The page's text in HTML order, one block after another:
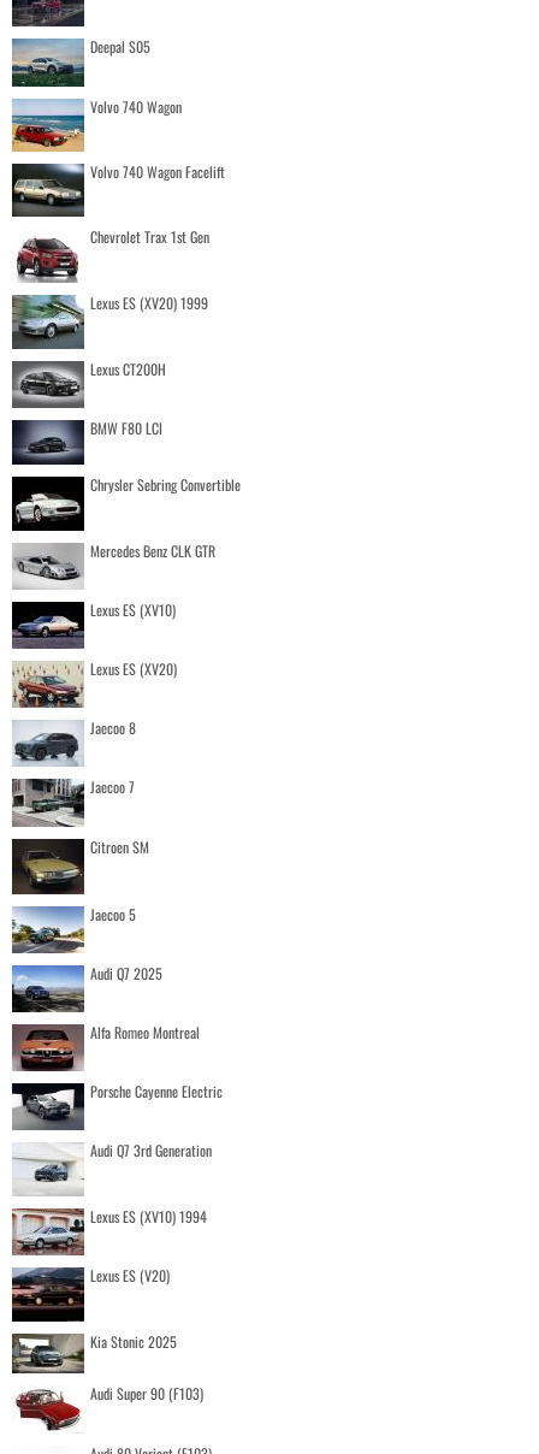
Deepal S05
Volvo 740 Wagon
Volvo 740 Wagon Facelift
Chevrolet Trax 1st Gen
Lexus ES (XV20) 1999
Lexus CT200H
BMW F80 LCI
Chrysler Sebring Convertible
Mercedes Benz CLK GTR
Lexus ES (XV10)
Lexus ES (XV20)
Jaecoo 8
Jaecoo 7
Citroen SM
Jaecoo 5
Audi Q7 2025
Alfa Romeo Montreal
Porsche Cayenne Electric
Audi Q7 3rd Generation
Lexus ES (XV10) 1994
Lexus ES (V20)
Kia Stonic 2025
Audi Super 90 (F103)